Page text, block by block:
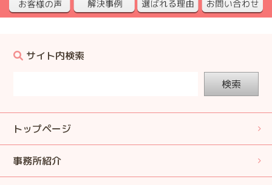
サイト内検索
検索
トップページ
事務所紹介